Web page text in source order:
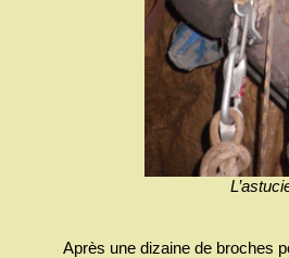
Après une dizaine de broches